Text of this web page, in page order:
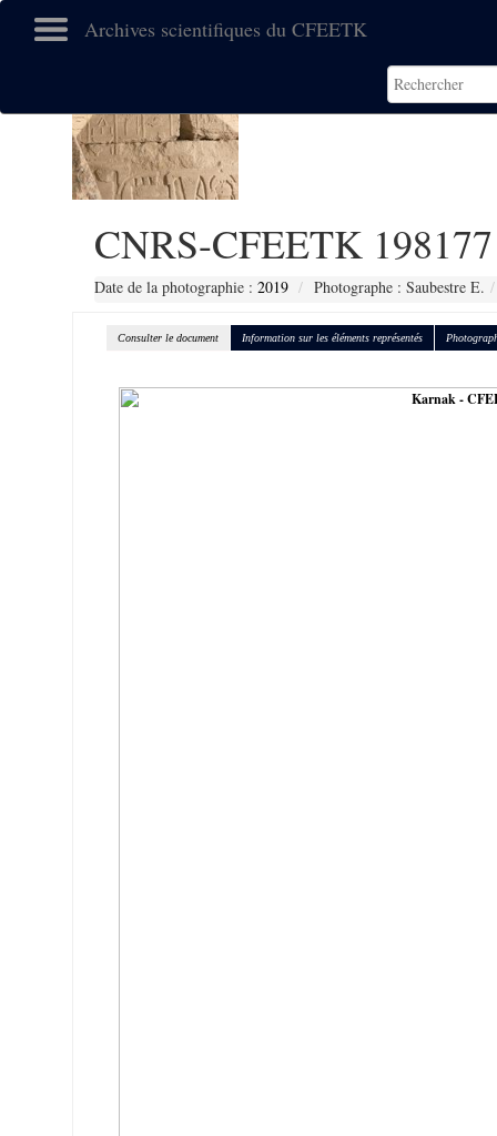
Archives scientifiques du CFEETK
CNRS-CFEETK 198177
Date de la photographie : 2019 Photographe : Saubestre E.
Consulter le document Information sur les éléments représentés